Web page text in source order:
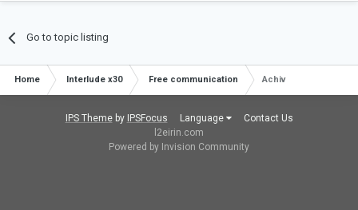
Go to topic listing
Home Interlude x30 Free communication Achiv
IPS Themeby IPSFocus Language
Contact Us
l2eirin.com
Powered by Invision Community